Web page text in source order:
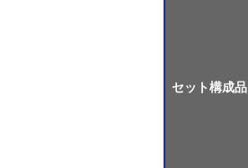
セット構成品